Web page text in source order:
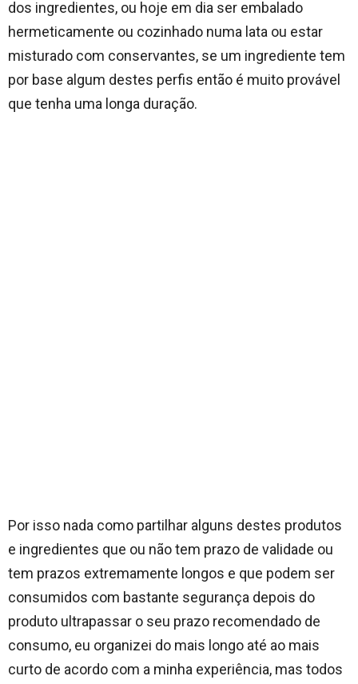
dos ingredientes, ou hoje em dia ser embalado
hermeticamente ou cozinhado numa lata ou estar
misturado com conservantes, se um ingrediente tem
por base algum destes perfis então é muito provável
que tenha uma longa duração.
Por isso nada como partilhar alguns destes produtos
e ingredientes que ou não tem prazo de validade ou
tem prazos extremamente longos e que podem ser
consumidos com bastante segurança depois do
produto ultrapassar o seu prazo recomendado de
consumo, eu organizei do mais longo até ao mais
curto de acordo com a minha experiência, mas todos